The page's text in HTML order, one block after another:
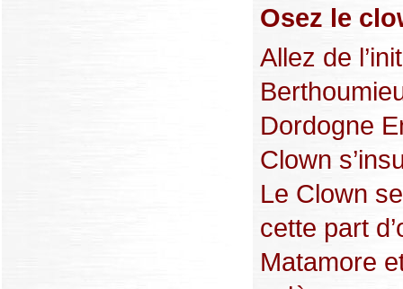
Osez le
Allez de
Dordogne
Clown
Le Clown
cette part
Matamore